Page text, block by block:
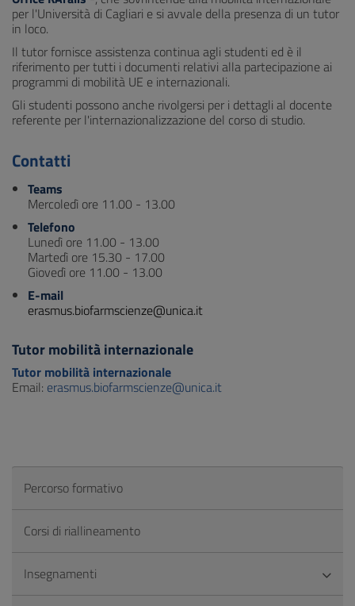
per l'Università di Cagliari e si avvale della presenza di un tutor
in loco.
Il tutor fornisce assistenza continua agli studenti ed è il
riferimento per tutti i documenti relativi alla partecipazione ai
programmi di mobilità UE e internazionali.
Gli studenti possono anche rivolgersi per i dettagli al docente
referente per l'internazionalizzazione del corso di studio.
Contatti
Teams
Mercoledì ore 11.00 - 13.00
Telefono
Lunedì ore 11.00 - 13.00
Martedì ore 15.30 - 17.00
Giovedì ore 11.00 - 13.00
E-mail
erasmus.biofarmscienze@unica.it
Tutor mobilità internazionale
Tutor mobilità internazionale
Email: erasmus.biofarmscienze@unica.it
Percorso formativo
Corsi di riallineamento
Insegnamenti